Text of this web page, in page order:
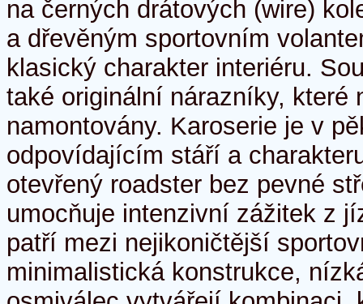
na černých drátových (wire)
a dřevěným sportovním
klasický charakter interiéru.
také originální nárazníky, které
namontovány. Karoserie je v
odpovídajícím stáří a
otevřený roadster bez pevné
umocňuje intenzivní zážitek z
patří mezi nejikoničtější
minimalistická konstrukce,